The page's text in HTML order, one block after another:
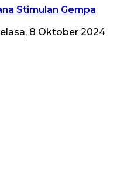
Stimulan Gempa
8 Oktober 2024